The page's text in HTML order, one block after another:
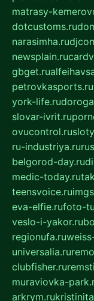
matrasy-
dotcustoms.ru
narasimha.ru
newsplain.ru
gbget.ru
petrovkasports.ru
york-life.ru
slovar-ivrit.ru
ovucontrol.ru
ru-industriya.ru
belgorod-day.ru
medic-today.ru
teensvoice.ru
eva-elfie.rufoto-
veslo-i-yakor.ru
regionufa.ru
universalia.ru
clubfisher.ru
muraviovka-
arkrym.ru